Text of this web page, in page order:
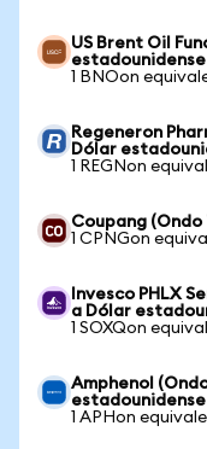
US Brent Oil
estadounidense
1 BNOon
Regeneron
Dólar
1 REGNon
Coupang
1 CPNGon
Invesco PHLX
a Dólar
1 SOXQon
Amphenol
estadounidense
1 APHon equivale